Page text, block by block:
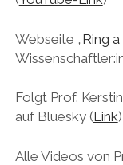
Webseite „Ring
Folgt Prof.
auf Bluesky (Link)
Alle Videos von